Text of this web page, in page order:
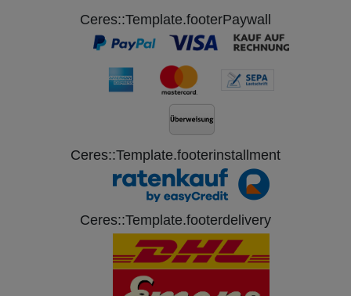
Ceres::Template.footerPaywall
Ceres::Template.footerinstallment
Ceres::Template.footerdelivery